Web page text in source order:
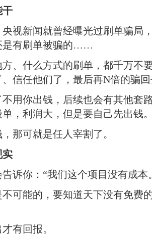
干
央视新闻就曾经曝光过刷单骗局
是有刷单被骗的……
、什么方式的刷单，都千万不
信任他们了，最后再N倍的骗
用你出钱，后续也会有其他套
，利润大，但是要自己先出钱
那可就是任人宰割了。
实
诉你：“我们这个项目没有成本
可能的，要知道天下没有免费
有回报。